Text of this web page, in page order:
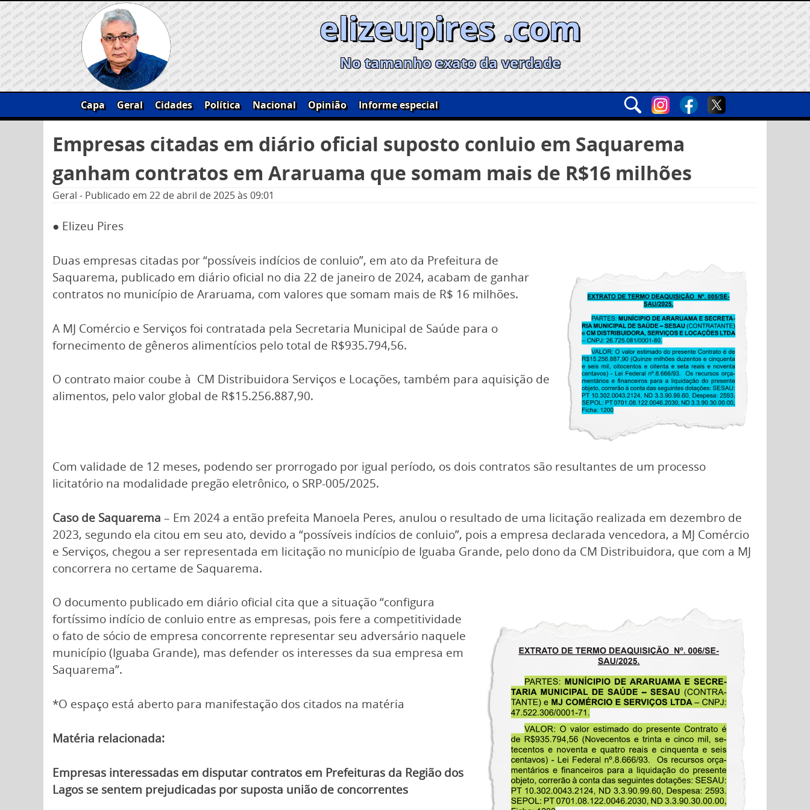
Skip
to
content
elizeupires .com
No tamanho exato da verdade
Capa Geral Cidades Política Nacional Opinião
Informe especial
por:
Empresas citadas em diário oficial suposto conluio em Saquarema
ganham contratos em Araruama que somam mais de R$16 milhões
Geral - Publicado em 22 de abril de 2025às 09:01
● Elizeu Pires
Duas empresas citadas por “possíveis indícios de conluio”, em ato da Prefeitura de
Saquarema, publicado em diário oficial no dia 22 de janeiro de 2024, acabam de ganhar
contratos no município de Araruama, com valores que somam mais de R$ 16 milhões.
A MJ Comércio e Serviços foi contratada pela Secretaria Municipal de Saúde para o
fornecimento de gêneros alimentícios pelo total de R$935.794,56.
O contrato maior coube à CM Distribuidora Serviços e Locações, também para aquisição de
alimentos, pelo valor global de R$15.256.887,90.
Com validade de 12 meses, podendo ser prorrogado por igual período, os dois contratos são resultantes de um processo
licitatório na modalidade pregão eletrônico, o SRP-005/2025.
Caso de Saquarema – Em 2024 a então prefeita Manoela Peres, anulou o resultado de uma licitação realizada em dezembro de
2023, segundo ela citou em seu ato, devido a “possíveis indícios de conluio”, pois a empresa declarada vencedora, a MJ Comércio
e Serviços, chegou a ser representada em licitação no município de Iguaba Grande, pelo dono da CM Distribuidora, que com a MJ
concorrera no certame de Saquarema.
O documento publicado em diário oficial cita que a situação “configura
fortíssimo indício de conluio entre as empresas, pois fere a competitividade
o fato de sócio de empresa concorrente representar seu adversário naquele
município (Iguaba Grande), mas defender os interesses da sua empresa em
Saquarema”.
*O espaço está aberto para manifestação dos citados na matéria
Matéria relacionada:
Empresas interessadas em disputar contratos em Prefeituras da Região dos
Lagos se sentem prejudicadas por suposta união de concorrentes